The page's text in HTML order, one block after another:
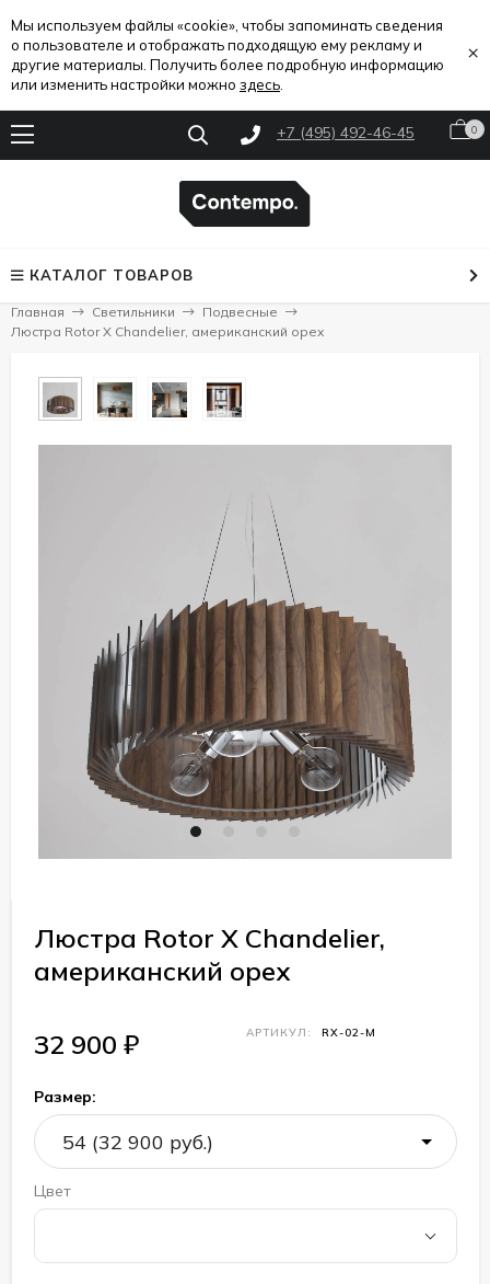
Мы используем файлы «cookie», чтобы запоминать сведения
о пользователе и отображать подходящую ему рекламу и
другие материалы. Получить более подробную информацию
или изменить настройки можно здесь
×
+7 (495) 492-46-45 0
КАТАЛОГ ТОВАРОВ
Главная Светильники
Подвесные
Люстра Rotor X Chandelier, американский орех
Люстра Rotor X Chandelier,
американский орех
32 900 ₽ АРТИКУЛ: RX-02-M
Размер:
Цвет